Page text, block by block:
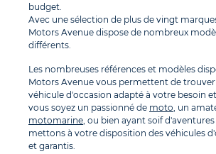
budget.
Avec une sélection de plus de vingt
Motors Avenue dispose de nombreux
différents.
Les nombreuses références et modèles
Motors Avenue vous permettent de
véhicule d'occasion adapté à votre besoin
vous soyez un passionné de moto , un
motomarine , ou bien ayant soif d'aventures
mettons à votre disposition des véhicules
et garantis.